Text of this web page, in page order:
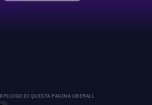
DI QUESTA PAGINA UBERALL